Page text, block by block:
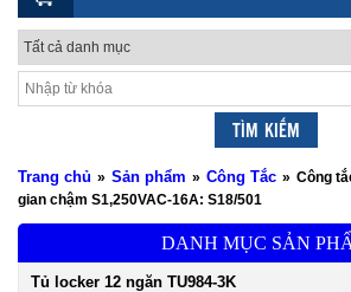
Trang chủ » Sản phẩm » Công Tắc » Công
gian chậm S1,250VAC-16A: S18/501
DANH MỤC SẢN
Tủ locker 12 ngăn TU984-3K